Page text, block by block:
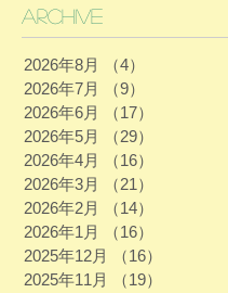
Archive
2026年8月 （4）
2026年7月
（9）
2026年6月
（17）
2026年5月
（29）
2026年4月
（16）
2026年3月
（21）
2026年2月
（14）
2026年1月
（16）
2025年12月
（16）
2025年11月
（19）